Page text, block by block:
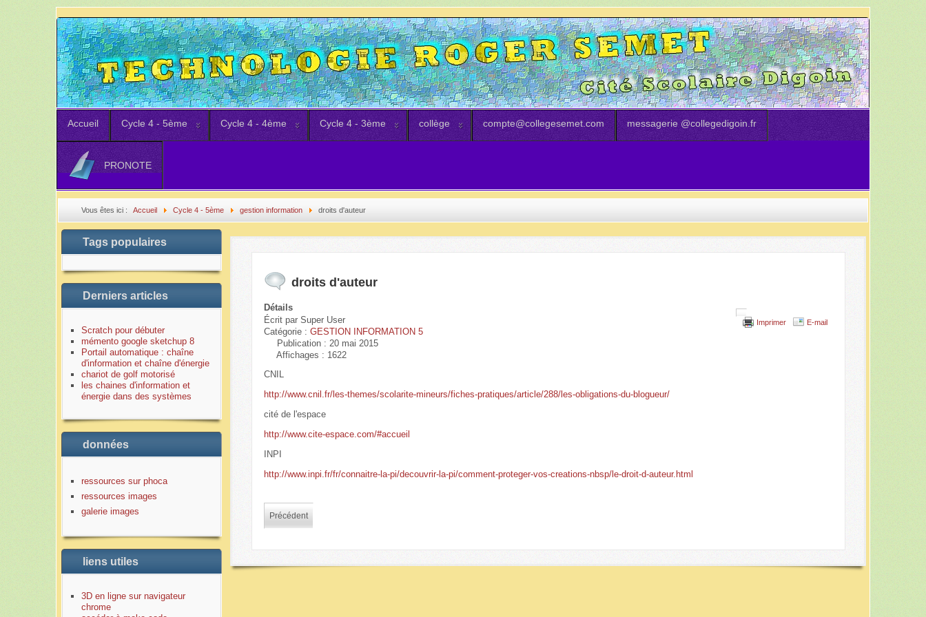
Accueil Cycle 4 - 5ème Cycle 4 - 4ème Cycle 4 - 3ème collège compte@collegesemet.com messagerie @collegedigoin.fr
PRONOTE
Vous êtes ici :Accueil Cycle 4 - 5ème gestion information droits d'auteur
Tags populaires
Derniers articles
Scratch pour débuter
mémento google sketchup 8
Portail automatique : chaîne
d'information et chaîne d'énergie
chariot de golf motorisé
les chaines d'information et
énergie dans des systèmes
données
ressources sur phoca
ressources images
galerie images
liens utiles
3D en ligne sur navigateur
chrome
droits d'auteur
Imprimer E-mail
Détails
Écrit par Super User
Catégorie : GESTION INFORMATION 5
Publication : 20 mai 2015
Affichages : 1622
CNIL
http://www.cnil.fr/les-themes/scolarite-mineurs/fiches-pratiques/article/288/les-obligations-du-blogueur/
cité de l'espace
http://www.cite-espace.com/#accueil
INPI
http://www.inpi.fr/fr/connaitre-la-pi/decouvrir-la-pi/comment-proteger-vos-creations-nbsp/le-droit-d-auteur.html
Précédent